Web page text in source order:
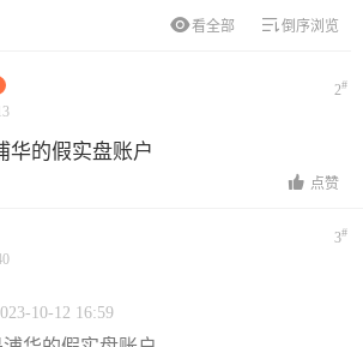
看全部 倒序浏览
2#
华的假实盘账户
点赞
3#
10-12 16:59